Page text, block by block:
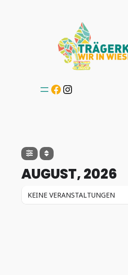
Facebook
Instagram
AUGUST, 2026
KEINE VERANSTALTUNGEN